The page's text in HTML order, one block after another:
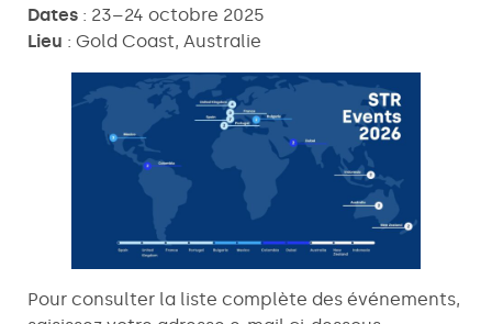
Dates : 23–24 octobre 2025
Lieu : Gold Coast, Australie
Pour consulter la liste complète des événements,